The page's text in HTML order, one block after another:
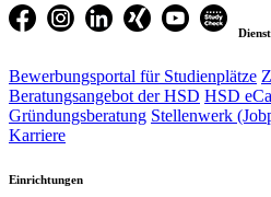
Bewerbungsportal für Studienplätze
Beratungsangebot der HSD HSD
Gründungsberatung Stellenwerk
Karriere
Einrichtungen